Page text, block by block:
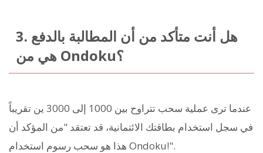
3. هل أنت متأكد من أن المطالبة بالدفع
هي من Ondoku؟
عندما ترى عملية سحب تتراوح بين 1000 إلى 3000 ين تقريباً
في سجل استخدام بطاقتك الائتمانية، قد تعتقد "من المؤكد أن
هذا هو سحب رسوم استخدام Ondoku!".